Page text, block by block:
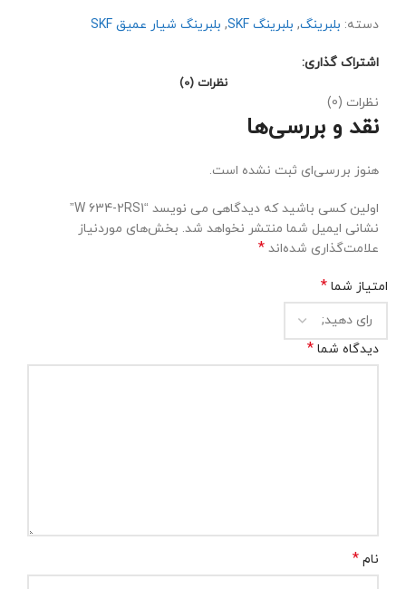
دسته: بلبرینگ, بلبرینگ SKF , بلبرینگ شیار عمیق SKF
اشتراک گذاری:
نظرات (0)
نظرات (0)
نقد و بررسی‌ها
هنوز بررسی‌ای ثبت نشده است.
اولین کسی باشید که دیدگاهی می نویسد “W 634-2RS1”
نشانی ایمیل شما منتشر نخواهد شد. بخش‌های موردنیاز
علامت‌گذاری شده‌اند *
امتیاز شما *
دیدگاه شما *
نام *